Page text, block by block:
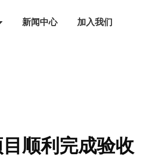
新闻中心 加入我们
顺利完成验收